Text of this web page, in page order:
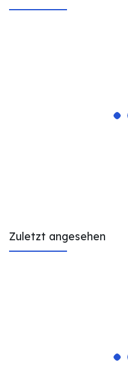
Zuletzt angesehen